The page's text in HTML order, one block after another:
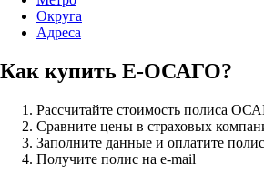
Округа
Адреса
Как купить Е-ОСАГО?
Рассчитайте стоимость полиса
Сравните цены в страховых
Заполните данные и оплатите
Получите полис на e-mail